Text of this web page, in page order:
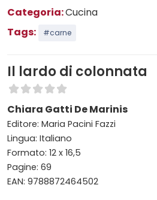
Categoria:Cucina
Tags:
#carne
Il lardo di colonnata
Chiara Gatti De Marinis
Editore: Maria Pacini Fazzi
Lingua: Italiano
Formato: 12 x 16,5
Pagine: 69
EAN: 9788872464502